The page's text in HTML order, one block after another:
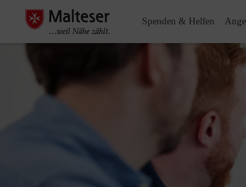
Spenden & Helfen